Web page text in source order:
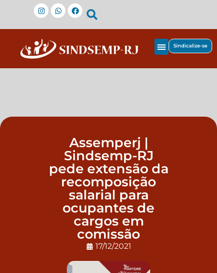
Sindicalize-se
Assemperj |
Sindsemp-RJ
pede extensão da
recomposição
salarial para
ocupantes de
cargos em
comissão
17/12/2021